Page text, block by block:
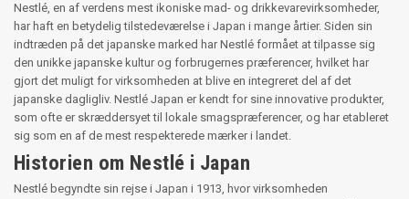
Nestlé, en af verdens mest ikoniske mad- og drikkevarevirksomheder,
har haft en betydelig tilstedeværelse i Japan i mange årtier. Siden sin
indtræden på det japanske marked har Nestlé formået at tilpasse sig
den unikke japanske kultur og forbrugernes præferencer, hvilket har
gjort det muligt for virksomheden at blive en integreret del af det
japanske dagligliv. Nestlé Japan er kendt for sine innovative produkter,
som ofte er skræddersyet til lokale smagspræferencer, og har etableret
sig som en af de mest respekterede mærker i landet.
Historien om Nestlé i Japan
Nestlé begyndte sin rejse i Japan i 1913, hvor virksomheden